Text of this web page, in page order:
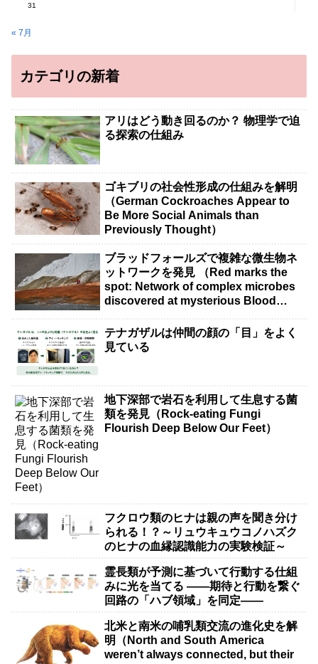
31
« 7月
カテゴリの新着
アリはどう動き回るのか？ 物理学で迫
る探索の仕組み
ゴキブリの社会性形成の仕組みを解明
（German Cockroaches Appear to
Be More Social Animals than
Previously Thought）
ブラッドフォールズで複雑な微生物ネ
ットワークを発見 （Red marks the
spot: Network of complex microbes
discovered at mysterious Blood
テナガザルは仲間の顔の「目」をよく
見ている
地下深部で岩石を利用して生息する菌
類を発見（Rock-eating Fungi
Flourish Deep Below Our Feet）
フクロウ類のヒナは親の声を聞き分け
られる！？～リュウキュウコノハズク
のヒナの血縁認識能力の実験検証～
霊長類が予測に基づいて行動する仕組
みに光を当てる ――期待と行動を繋ぐ
回路の「ハブ領域」を同定――
北米と南米の哺乳類交流の進化史を解
明（North and South America
weren’t always connected, but their